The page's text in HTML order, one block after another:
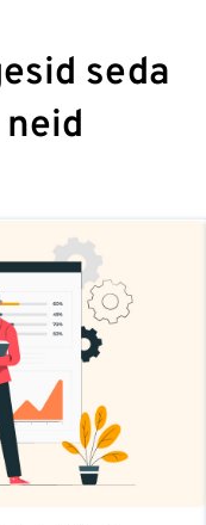
seda